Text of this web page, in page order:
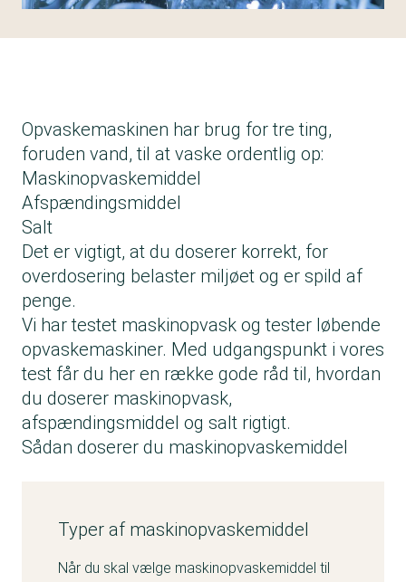
Opvaskemaskinen har brug for tre ting,
foruden vand, til at vaske ordentlig op:
Maskinopvaskemiddel
Afspændingsmiddel
Salt
Det er vigtigt, at du doserer korrekt, for
overdosering belaster miljøet og er spild af
penge.
Vi har testet maskinopvask og tester løbende
opvaskemaskiner. Med udgangspunkt i vores
test får du her en række gode råd til, hvordan
du doserer maskinopvask,
afspændingsmiddel og salt rigtigt.
Sådan doserer du maskinopvaskemiddel
Typer af maskinopvaskemiddel
Når du skal vælge maskinopvaskemiddel til